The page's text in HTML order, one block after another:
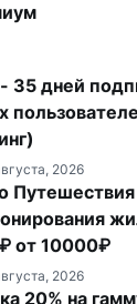
35 дней
2026
от 10000₽
2026
20% на